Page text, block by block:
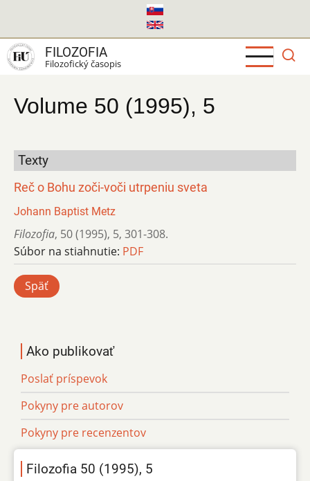
hlavný
obsah
FILOZOFIA
Filozofický časopis
Volume 50 (1995), 5
Texty
Reč o Bohu zoči-voči utrpeniu sveta
Johann Baptist Metz
Filozofia, 50 (1995), 5, 301-308.
Súbor na stiahnutie: PDF
Späť
Ako publikovať
Poslať príspevok
Pokyny pre autorov
Pokyny pre recenzentov
Filozofia 50 (1995), 5